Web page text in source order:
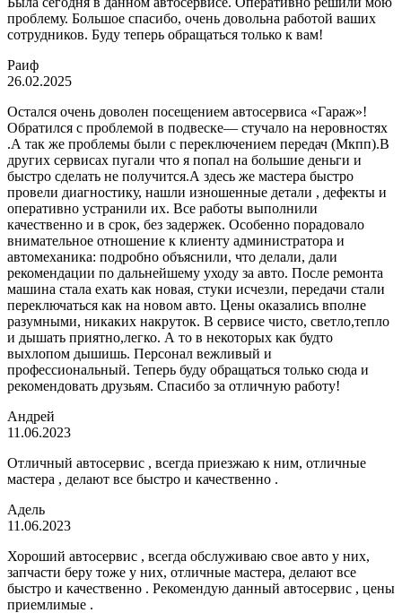
проблему. Большое спасибо, очень довольна работой ваших
сотрудников. Буду теперь обращаться только к вам!
Раиф
26.02.2025
Остался очень доволен посещением автосервиса «Гараж»!
Обратился с проблемой в подвеске— стучало на неровностях
.А так же проблемы были с переключением передач (Мкпп).В
других сервисах пугали что я попал на большие деньги и
быстро сделать не получится.А здесь же мастера быстро
провели диагностику, нашли изношенные детали , дефекты и
оперативно устранили их. Все работы выполнили
качественно и в срок, без задержек. Особенно порадовало
внимательное отношение к клиенту администратора и
автомеханика: подробно объяснили, что делали, дали
рекомендации по дальнейшему уходу за авто. После ремонта
машина стала ехать как новая, стуки исчезли, передачи стали
переключаться как на новом авто. Цены оказались вполне
разумными, никаких накруток. В сервисе чисто, светло,тепло
и дышать приятно,легко. А то в некоторых как будто
выхлопом дышишь. Персонал вежливый и
профессиональный. Теперь буду обращаться только сюда и
рекомендовать друзьям. Спасибо за отличную работу!
Андрей
11.06.2023
Отличный автосервис , всегда приезжаю к ним, отличные
мастера , делают все быстро и качественно .
Адель
11.06.2023
Хороший автосервис , всегда обслуживаю свое авто у них,
запчасти беру тоже у них, отличные мастера, делают все
быстро и качественно . Рекомендую данный автосервис , цены
приемлимые .